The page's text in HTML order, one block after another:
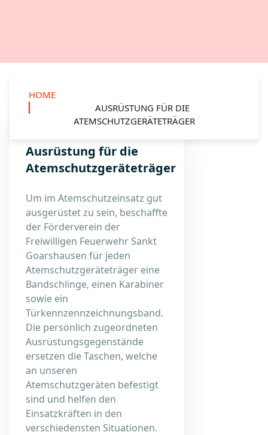
HOME
AUSRÜSTUNG FÜR DIE
ATEMSCHUTZGERÄTETRÄGER
Ausrüstung für die
Atemschutzgeräteträger
Um im Atemschutzeinsatz gut
ausgerüstet zu sein, beschaffte
der Förderverein der
Freiwilligen Feuerwehr Sankt
Goarshausen für jeden
Atemschutzgeräteträger eine
Bandschlinge, einen Karabiner
sowie ein
Türkennzennzeichnungsband.
Die persönlich zugeordneten
Ausrüstungsgegenstände
ersetzen die Taschen, welche
an unseren
Atemschutzgeräten befestigt
sind und helfen den
Einsatzkräften in den
verschiedensten Situationen.